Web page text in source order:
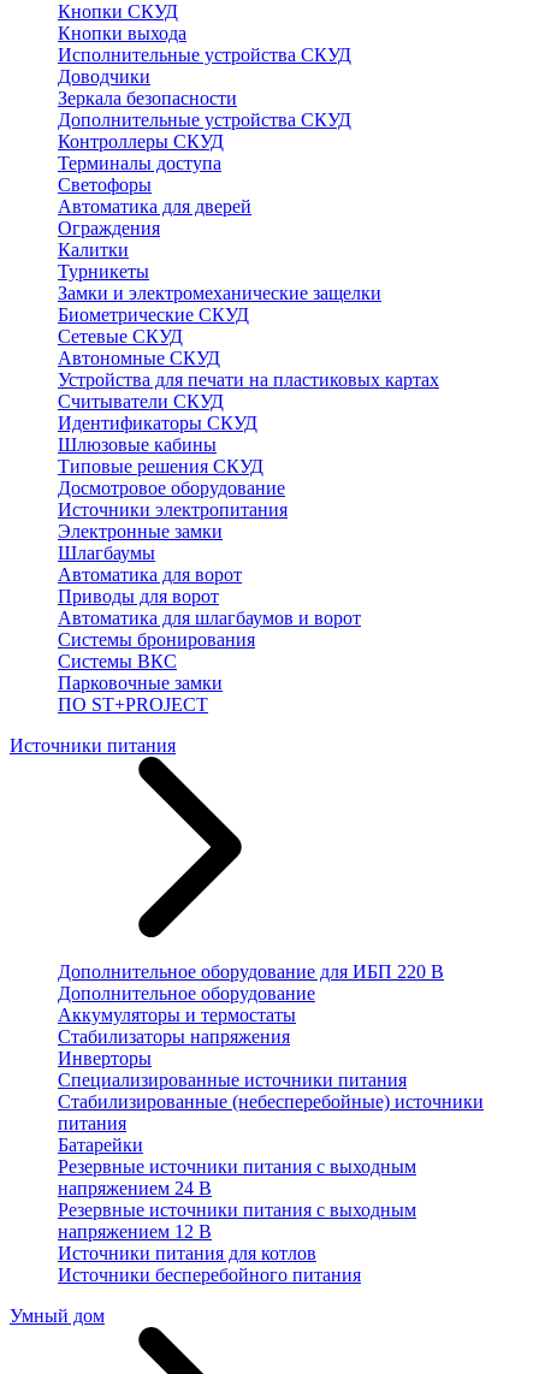
Кнопки СКУД
Кнопки выхода
Исполнительные устройства СКУД
Доводчики
Зеркала безопасности
Дополнительные устройства СКУД
Контроллеры СКУД
Терминалы доступа
Светофоры
Автоматика для дверей
Ограждения
Калитки
Турникеты
Замки и электромеханические защелки
Биометрические СКУД
Сетевые СКУД
Автономные СКУД
Устройства для печати на пластиковых картах
Считыватели СКУД
Идентификаторы СКУД
Шлюзовые кабины
Типовые решения СКУД
Досмотровое оборудование
Источники электропитания
Электронные замки
Шлагбаумы
Автоматика для ворот
Приводы для ворот
Автоматика для шлагбаумов и ворот
Системы бронирования
Системы ВКС
Парковочные замки
ПО ST+PROJECT
Источники питания
Дополнительное оборудование для ИБП 220 В
Дополнительное оборудование
Аккумуляторы и термостаты
Стабилизаторы напряжения
Инверторы
Специализированные источники питания
Стабилизированные (небесперебойные) источники
питания
Батарейки
Резервные источники питания с выходным
напряжением 24 В
Резервные источники питания с выходным
напряжением 12 В
Источники питания для котлов
Источники бесперебойного питания
Умный дом